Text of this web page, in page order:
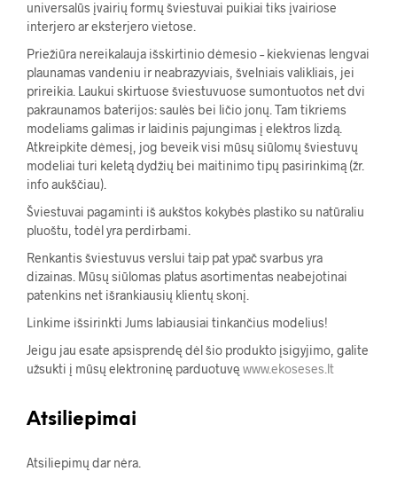
universalūs įvairių formų šviestuvai puikiai tiks įvairiose
interjero ar eksterjero vietose.
Priežiūra nereikalauja išskirtinio dėmesio – kiekvienas lengvai
plaunamas vandeniu ir neabrazyviais, švelniais valikliais, jei
prireikia. Laukui skirtuose šviestuvuose sumontuotos net dvi
pakraunamos baterijos: saulės bei ličio jonų. Tam tikriems
modeliams galimas ir laidinis pajungimas į elektros lizdą.
Atkreipkite dėmesį, jog beveik visi mūsų siūlomų šviestuvų
modeliai turi keletą dydžių bei maitinimo tipų pasirinkimą (žr.
info aukščiau).
Šviestuvai pagaminti iš aukštos kokybės plastiko su natūraliu
pluoštu, todėl yra perdirbami.
Renkantis šviestuvus verslui taip pat ypač svarbus yra
dizainas. Mūsų siūlomas platus asortimentas neabejotinai
patenkins net išrankiausių klientų skonį.
Linkime išsirinkti Jums labiausiai tinkančius modelius!
Jeigu jau esate apsisprendę dėl šio produkto įsigyjimo, galite
užsukti į mūsų elektroninę parduotuvę www.ekoseses.lt
Atsiliepimai
Atsiliepimų dar nėra.